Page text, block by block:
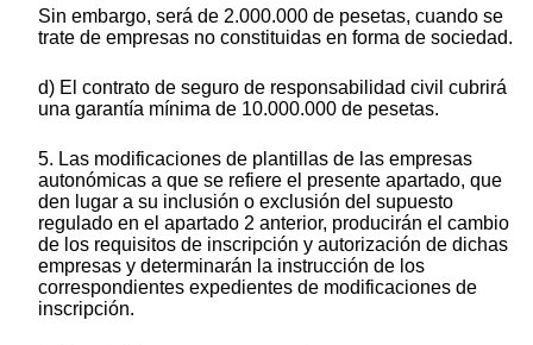
Sin embargo, será de 2.000.000 de pesetas, cuando se
trate de empresas no constituidas en forma de sociedad.
d) El contrato de seguro de responsabilidad civil cubrirá
una garantía mínima de 10.000.000 de pesetas.
5. Las modificaciones de plantillas de las empresas
autonómicas a que se refiere el presente apartado, que
den lugar a su inclusión o exclusión del supuesto
regulado en el apartado 2 anterior, producirán el cambio
de los requisitos de inscripción y autorización de dichas
empresas y determinarán la instrucción de los
correspondientes expedientes de modificaciones de
inscripción.